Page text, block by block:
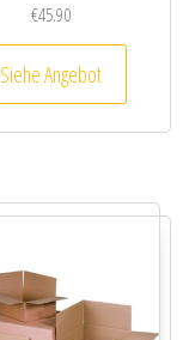
€45.90
Siehe Angebot